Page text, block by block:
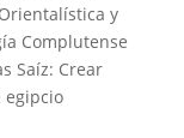
y
Complutense
Saíz: Crear
egipcio